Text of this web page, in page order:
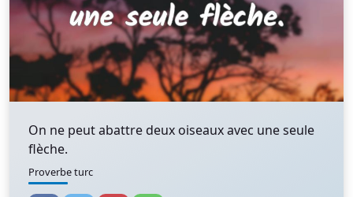
On ne peut abattre deux oiseaux avec une seule
flèche.
Proverbe turc